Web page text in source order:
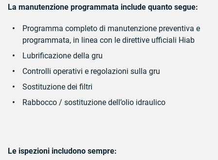
La manutenzione programmata include quanto segue:
Programma completo di manutenzione preventiva e
programmata, in linea con le direttive ufficiali Hiab
Lubrificazione della gru
Controlli operativi e regolazioni sulla gru
Sostituzione dei filtri
Rabbocco / sostituzione dell’olio idraulico
Le ispezioni includono sempre: